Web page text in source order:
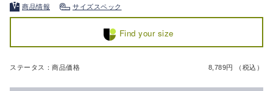
商品情報 サイズスペック
Find your size
ステータス：商品価格 8,789円 （税込）